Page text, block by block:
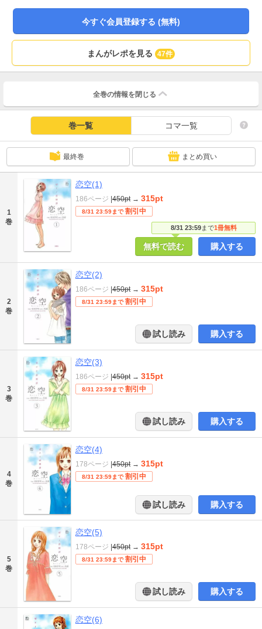
今すぐ会員登録する (無料)
まんがレポを見る 47件
全巻の情報を 閉じる
巻一覧 コマ一覧
最終巻 まとめ買い
1
巻
恋空(1)
8/31 23:59まで1冊無料
186ページ 450pt → 315pt
8/31 23:59まで 割引中
無料で読む 購入する
2
巻
恋空(2)
186ページ 450pt → 315pt
8/31 23:59まで 割引中
試し読み 購入する
3
巻
恋空(3)
186ページ 450pt → 315pt
8/31 23:59まで 割引中
試し読み 購入する
4
巻
恋空(4)
178ページ 450pt → 315pt
8/31 23:59まで 割引中
試し読み 購入する
5
巻
恋空(5)
178ページ 450pt → 315pt
8/31 23:59まで 割引中
試し読み 購入する
恋空(6)